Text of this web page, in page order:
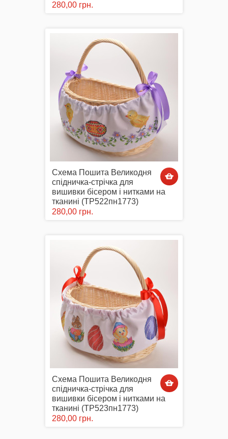
280,00 грн.
Схема Пошита Великодня
спідничка-стрічка для
вишивки бісером і нитками на
тканині (ТР522пн1773)
280,00 грн.
Схема Пошита Великодня
спідничка-стрічка для
вишивки бісером і нитками на
тканині (ТР523пн1773)
280,00 грн.